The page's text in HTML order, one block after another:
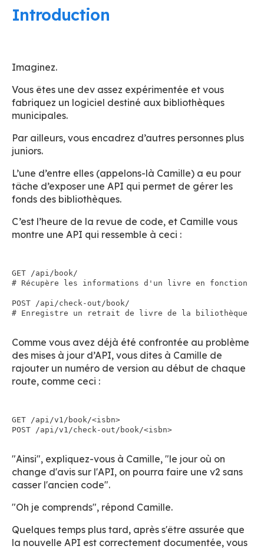
Introduction
Imaginez.
Vous êtes une dev assez expérimentée et vous
fabriquez un logiciel destiné aux bibliothèques
municipales.
Par ailleurs, vous encadrez d’autres personnes plus
juniors.
L’une d’entre elles (appelons-là Camille) a eu pour
tâche d’exposer une API qui permet de gérer les
fonds des bibliothèques.
C’est l’heure de la revue de code, et Camille vous
montre une API qui ressemble à ceci :
GET /api/book/
# Récupère les informations d'un livre en fonction de
POST /api/check-out/book/
Comme vous avez déjà été confrontée au problème
des mises à jour d’API, vous dites à Camille de
rajouter un numéro de version au début de chaque
route, comme ceci :
GET /api/v1/book/<isbn>
"Ainsi", expliquez-vous à Camille, "le jour où on
change d'avis sur l'API, on pourra faire une v2 sans
casser l'ancien code".
"Oh je comprends", répond Camille.
Quelques temps plus tard, après s'être assurée que
la nouvelle API est correctement documentée, vous